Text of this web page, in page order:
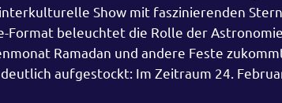
Show mit faszinierenden
Format beleuchtet die Rolle der
Ramadan und andere Feste
aufgestockt: Im Zeitraum 24.